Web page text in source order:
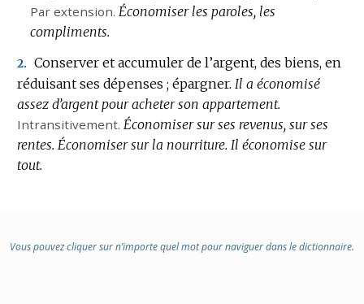
Par extension. Économiser les paroles, les
compliments.
2. Conserver et accumuler de l’argent, des biens, en
réduisant ses dépenses ; épargner. Il a économisé
assez d’argent pour acheter son appartement.
Intransitivement. Économiser sur ses revenus, sur ses
rentes. Économiser sur la nourriture. Il économise sur
tout.
Vous pouvez cliquer sur n’importe quel mot pour naviguer dans le dictionnaire.